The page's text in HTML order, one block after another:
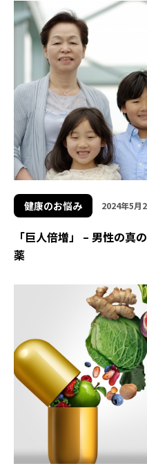
健康のお悩み 2024年5月
「巨人倍増」 – 男性の真
薬